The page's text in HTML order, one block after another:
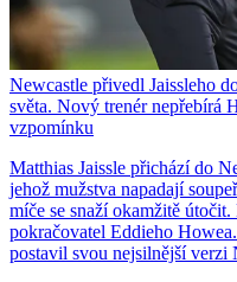
Newcastle přivedl Jaissleho
světa. Nový trenér nepřebírá
vzpomínku
Matthias Jaissle přichází do
jehož mužstva napadají
míče se snaží okamžitě
pokračovatel Eddieho
postavil svou nejsilnější verzi